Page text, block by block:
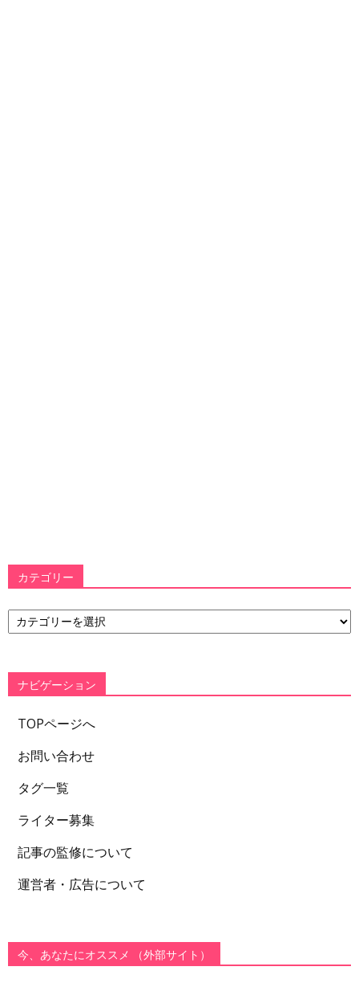
カテゴリー
カ
テ
ー
ナビゲーション
TOPページへ
お問い合わせ
タグ一覧
ライター募集
記事の監修について
運営者・広告について
今、あなたにオススメ （外部サイト）